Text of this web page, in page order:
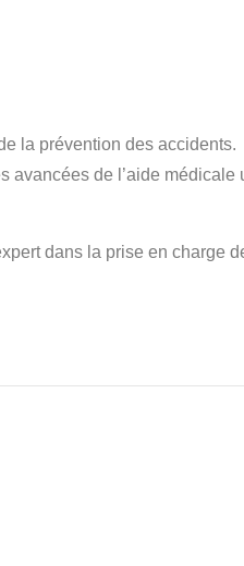
la prévention des accidents.
avancées de l’aide médicale
dans la prise en charge